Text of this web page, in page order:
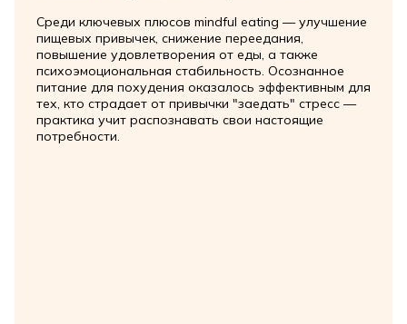
Среди ключевых плюсов mindful eating — улучшение
пищевых привычек, снижение переедания,
повышение удовлетворения от еды, а также
психоэмоциональная стабильность. Осознанное
питание для похудения оказалось эффективным для
тех, кто страдает от привычки "заедать" стресс —
практика учит распознавать свои настоящие
потребности.